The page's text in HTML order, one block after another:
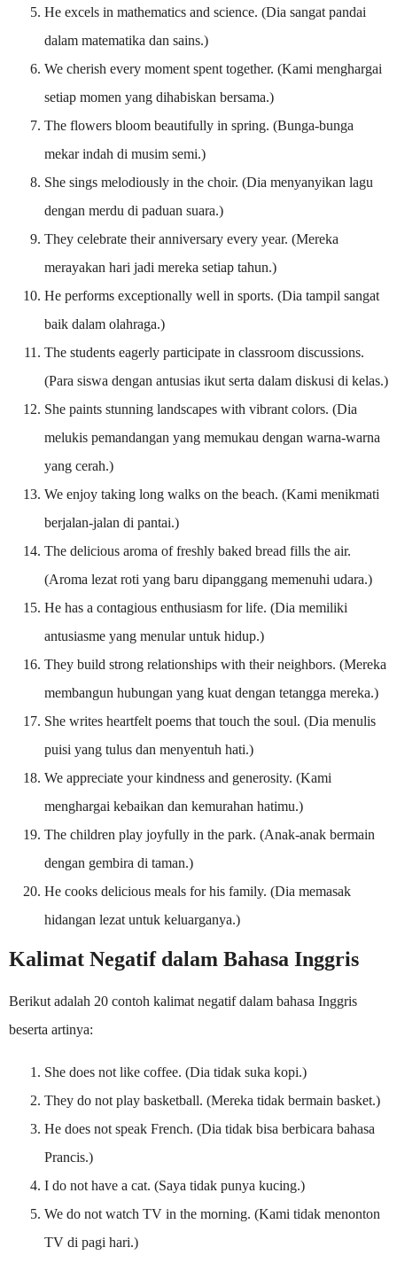
He excels in mathematics and science. (Dia sangat pandai
dalam matematika dan sains.)
We cherish every moment spent together. (Kami menghargai
setiap momen yang dihabiskan bersama.)
The flowers bloom beautifully in spring. (Bunga-bunga
mekar indah di musim semi.)
She sings melodiously in the choir. (Dia menyanyikan lagu
dengan merdu di paduan suara.)
They celebrate their anniversary every year. (Mereka
merayakan hari jadi mereka setiap tahun.)
He performs exceptionally well in sports. (Dia tampil sangat
baik dalam olahraga.)
The students eagerly participate in classroom discussions.
(Para siswa dengan antusias ikut serta dalam diskusi di kelas.)
She paints stunning landscapes with vibrant colors. (Dia
melukis pemandangan yang memukau dengan warna-warna
yang cerah.)
We enjoy taking long walks on the beach. (Kami menikmati
berjalan-jalan di pantai.)
The delicious aroma of freshly baked bread fills the air.
(Aroma lezat roti yang baru dipanggang memenuhi udara.)
He has a contagious enthusiasm for life. (Dia memiliki
antusiasme yang menular untuk hidup.)
They build strong relationships with their neighbors. (Mereka
membangun hubungan yang kuat dengan tetangga mereka.)
She writes heartfelt poems that touch the soul. (Dia menulis
puisi yang tulus dan menyentuh hati.)
We appreciate your kindness and generosity. (Kami
menghargai kebaikan dan kemurahan hatimu.)
The children play joyfully in the park. (Anak-anak bermain
dengan gembira di taman.)
He cooks delicious meals for his family. (Dia memasak
hidangan lezat untuk keluarganya.)
Kalimat Negatif dalam Bahasa Inggris
Berikut adalah 20 contoh kalimat negatif dalam bahasa Inggris
beserta artinya:
She does not like coffee. (Dia tidak suka kopi.)
They do not play basketball. (Mereka tidak bermain basket.)
He does not speak French. (Dia tidak bisa berbicara bahasa
Prancis.)
I do not have a cat. (Saya tidak punya kucing.)
We do not watch TV in the morning. (Kami tidak menonton
TV di pagi hari.)